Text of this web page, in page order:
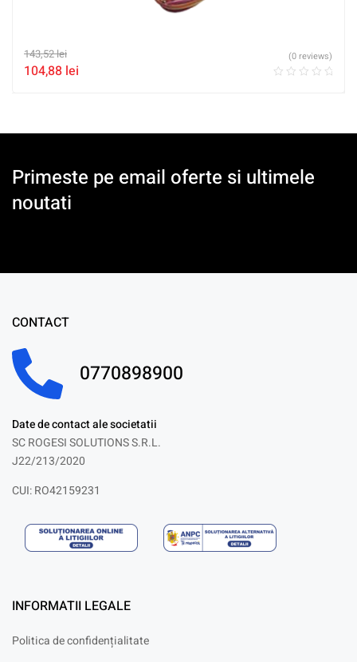
143,52lei
104,88 lei
(0 reviews)
Primeste pe email oferte si ultimele
noutati
CONTACT
0770898900
Date de contact ale societatii
SC ROGESI SOLUTIONS S.R.L.
J22/213/2020
CUI: RO42159231
INFORMATII LEGALE
Politica de confidențialitate